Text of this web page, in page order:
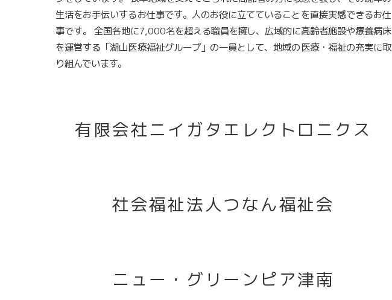
生活をお手伝いするお仕事です。人のお役に立てていることを直接実感できるお仕
事です。 全国各地に7,000名を超える職員を擁し、広域的に高齢者施設や療養病床
を運営する「湖山医療福祉グループ」の一員として、地域の医療・福祉の充実に取
り組んでいます。
有限会社ニイガタエレクトロニクス
社会福祉法人つなん福祉会
ニュー・グリーンピア津南